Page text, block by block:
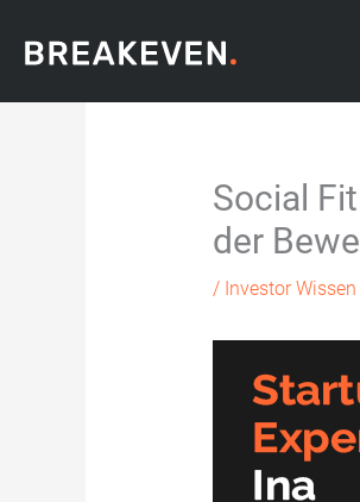
Inhalt
Social
der
/ Investor Wissen